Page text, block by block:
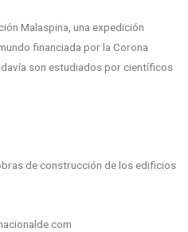
Malaspina, una expedición
financiada por la Corona
son estudiados por científicos
de construcción de los edificios